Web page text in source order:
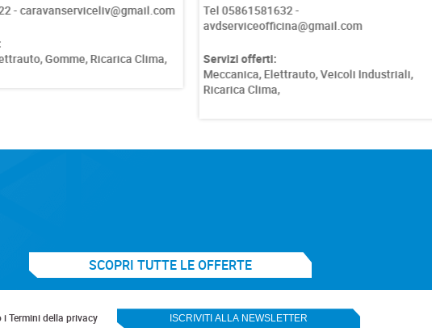
caravanserviceliv@gmail.com
Gomme,Ricarica Clima,
Tel 05861581632 -
avdserviceofficina@gmail.com
Servizi offerti:
Meccanica, Elettrauto,Veicoli Industriali,
Ricarica Clima,
SCOPRI TUTTE LE OFFERTE
i Termini della privacy